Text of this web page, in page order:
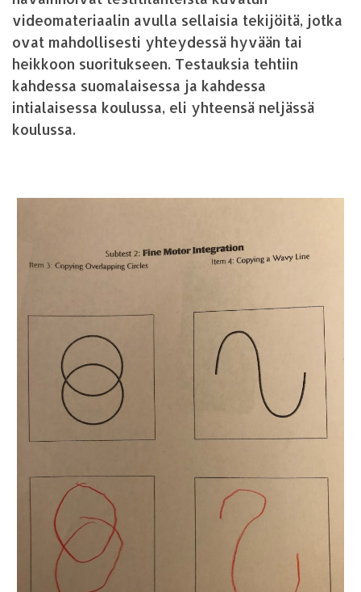
videomateriaalin avulla sellaisia tekijöitä, jotka
ovat mahdollisesti yhteydessä hyvään tai
heikkoon suoritukseen. Testauksia tehtiin
kahdessa suomalaisessa ja kahdessa
intialaisessa koulussa, eli yhteensä neljässä
koulussa.